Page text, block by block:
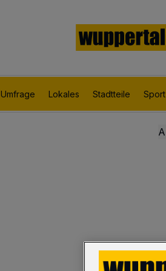
Umfrage Lokales Stadtteile Sport